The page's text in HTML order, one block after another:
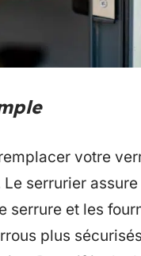
votre
Le serrurier
serrure et les
plus